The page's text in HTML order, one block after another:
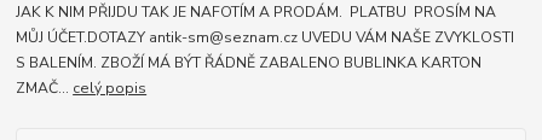
JAK K NIM PŘIJDU TAK JE NAFOTÍM A PRODÁM. PLATBU PROSÍM NA
MŮJ ÚČET.DOTAZY antik-sm@seznam.cz UVEDU VÁM NAŠE ZVYKLOSTI
S BALENÍM. ZBOŽÍ MÁ BÝT ŘÁDNĚ ZABALENO BUBLINKA KARTON
ZMAČ... celý popis